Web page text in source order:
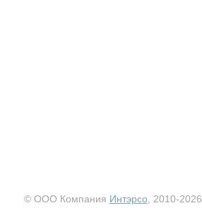
© ООО Компания Интэрсо , 2010-2026